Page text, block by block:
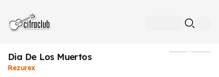
Dia De Los Muertos
Rezurex